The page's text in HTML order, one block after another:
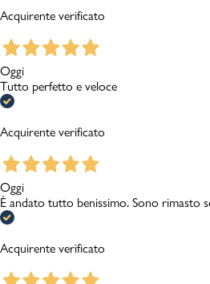
Acquirente verificato
Oggi
Tutto perfetto e veloce
Acquirente verificato
Oggi
È andato tutto benissimo. Sono rimasto
Acquirente verificato